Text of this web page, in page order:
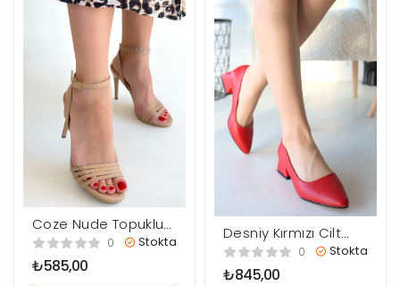
Coze Nude Topuklu
Ayakkabı
0 Stokta
₺585,00
Desniy Kırmızı Cilt
Topuklu Ayakkabı
0 Stokta
₺845,00